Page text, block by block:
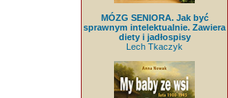
MÓZG SENIORA. Jak być
sprawnym intelektualnie. Zawiera
diety i jadłospisy
Lech Tkaczyk